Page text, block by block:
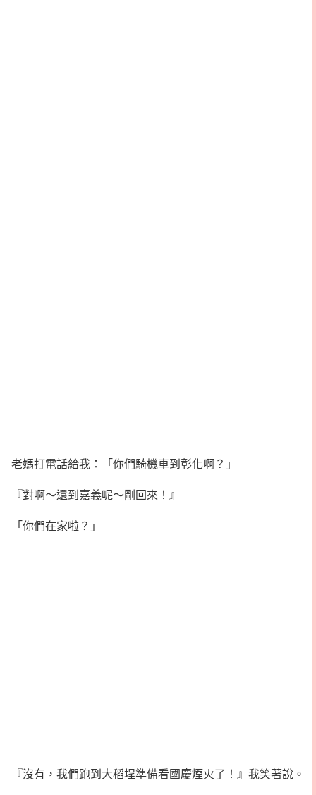
老媽打電話給我：「你們騎機車到彰化啊？」
『對啊～還到嘉義呢～剛回來！』
「你們在家啦？」
『沒有，我們跑到大稻埕準備看國慶煙火了！』我笑著說。